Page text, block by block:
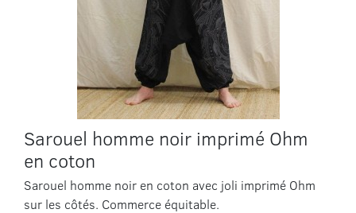
Sarouel homme noir imprimé Ohm
en coton
Sarouel homme noir en coton avec joli imprimé Ohm
sur les côtés. Commerce équitable.